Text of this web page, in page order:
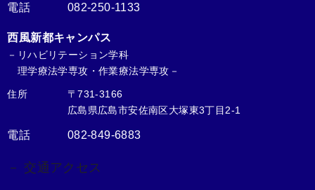
電話 082-250-1133
西風新都キャンパス
－リハビリテーション学科
理学療法学専攻・作業療法学専攻－
住所
〒731-3166
広島県広島市安佐南区大塚東3丁目2-1
電話 082-849-6883
－ 交通アクセス